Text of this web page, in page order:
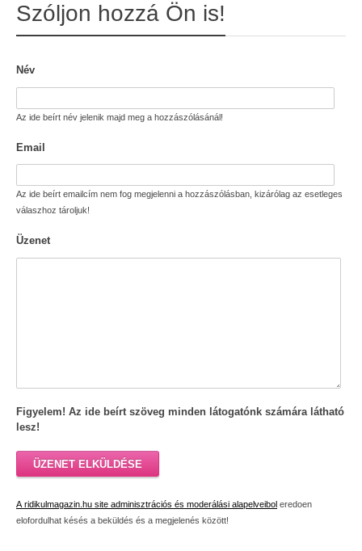
Szóljon hozzá Ön is!
Név
Az ide beírt név jelenik majd meg a hozzászólásánál!
Email
Az ide beírt emailcím nem fog megjelenni a hozzászólásban, kizárólag az esetleges
válaszhoz tároljuk!
Üzenet
Figyelem! Az ide beírt szöveg minden látogatónk számára látható
lesz!
ÜZENET ELKÜLDÉSE
A ridikulmagazin.hu site adminisztrációs és moderálási alapelveibol eredoen
elofordulhat késés a beküldés és a megjelenés között!